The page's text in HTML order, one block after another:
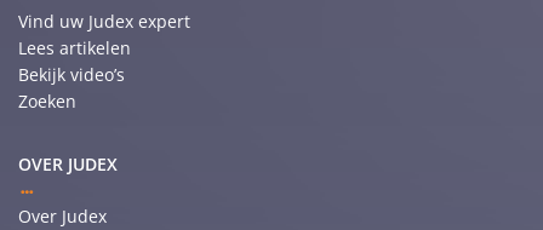
Vind uw Judex expert
Lees artikelen
Bekijk video’s
Zoeken
OVER JUDEX
Over Judex